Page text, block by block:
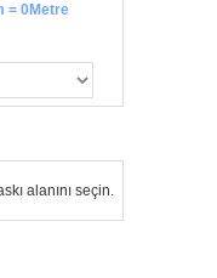
= 0Metre
alanını seçin.